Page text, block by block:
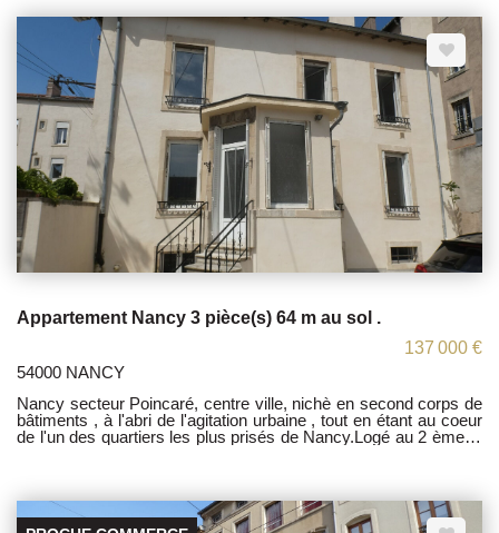
honoraires sont à la charge du vendeur. TI sous le N°
818263089 Les informations sur les risques auxquels ce bien
est exposé sont disponibles sur le site Géorisques :
www.georisques.gouv.fr
Appartement Nancy 3 pièce(s) 64 m au sol .
137 000 €
54000 NANCY
Nancy secteur Poincaré, centre ville, nichè en second corps de
bâtiments , à l'abri de l'agitation urbaine , tout en étant au coeur
de l'un des quartiers les plus prisés de Nancy.Logé au 2 ème et
.Une cave, et possibilité d'avoir un garage . Les honoraires sont
à la charge du vendeur. TI sous le N° 818263089 Les